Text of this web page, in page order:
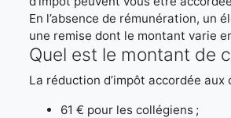
En l’absence de rémunération, un
une remise dont le montant varie
Quel est le montant de
La réduction d’impôt accordée
61 € pour les collégiens ;